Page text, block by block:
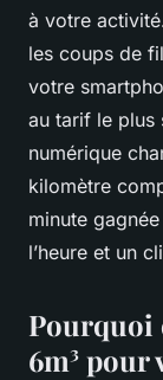
à votre
les coups de
votre
au tarif le plus
numérique
kilomètre
minute
l’heure et un
6m³ pour